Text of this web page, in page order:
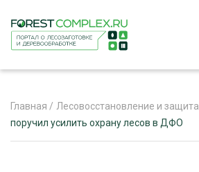
Главная / Лесовосстановление и защита
поручил усилить охрану лесов в ДФО